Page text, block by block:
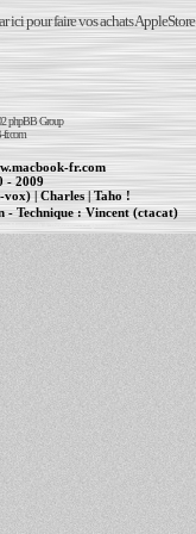
ici pour faire vos achats AppleStore
phpBB Group
fr.com
- 2009
vox)| Charles|Taho !
- Technique :Vincent (ctacat)
| cr�ation de sites Internet